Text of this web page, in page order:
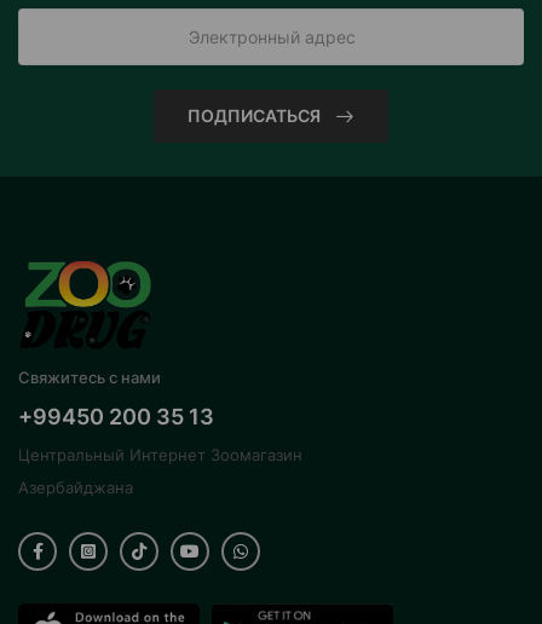
ПОДПИСАТЬСЯ
Свяжитесь с нами
+99450 200 35 13
Центральный Интернет Зоомагазин
Азербайджана